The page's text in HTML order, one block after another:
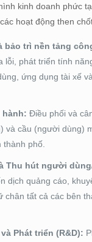
kinh doanh phức
hoạt động then
bảo trì nền tảng
lỗi, phát triển tính
ứng dụng tài xế
hành: Điều phối và
và cầu (người dùng)
phố.
Thu hút người
dịch quảng cáo,
chân tất cả các bên
Phát triển (R&D):